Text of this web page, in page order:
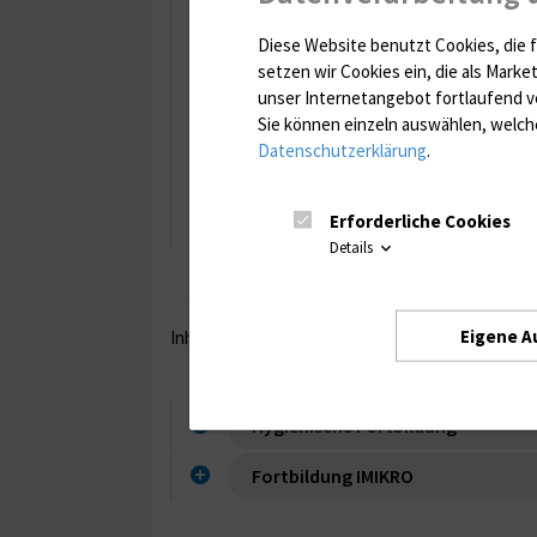
Bei Interesse melden Sie sich bitte
0381 / 494 5014
bzw. schicken eine E-Mail an:
IhreHygienefachkräfte
Inhaltsverzeichnis
Hygienische Fortbildung
Fortbildung IMIKRO
Diese Website benutzt Cookies, die
setzen wir Cookies ein, die als
unser Internetangebot fortlaufend
Sie können einzeln auswählen,
Datenschutzerklärung.
Erforderliche Cookies
Details
Eigene